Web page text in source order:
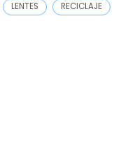
LENTES RECICLAJE